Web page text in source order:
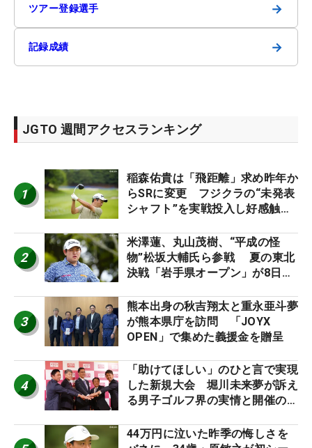
ツアー登録選手 →
記録成績 →
JGTO 週間アクセスランキング
1
稲森佑貴は「飛距離」求め昨年か
らSRに変更 フジクラの“未発表
シャフト”を実戦投入し好感触
ーのヒトネタ！】
2
米澤蓮、丸山茂樹、“平成の怪
物”松坂大輔氏ら参戦 夏の東北
決戦「岩手県オープン」が8日開
3
熊本出身の秋吉翔太と重永亜斗夢
が熊本県庁を訪問 「JOYX
OPEN」で集めた義援金を贈呈
4
「助けてほしい」のひと言で実現
した新規大会 堀川未来夢が訴え
る男子ゴルフ界の実情と開催の舞
44万円に泣いた昨季の悔しさを